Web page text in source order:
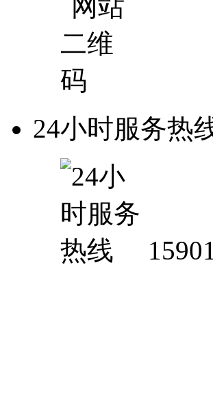
24小时服务热